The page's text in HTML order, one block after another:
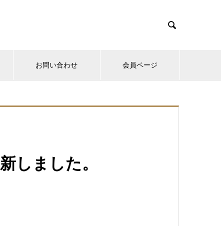

お問い合わせ 会員ページ
しました。